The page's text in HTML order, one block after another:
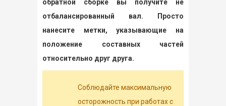
обратной сборке вы получите не
отбалансированный вал. Просто
нанесите метки, указывающие на
положение составных частей
относительно друг друга.
Соблюдайте максимальную
осторожность при работах с